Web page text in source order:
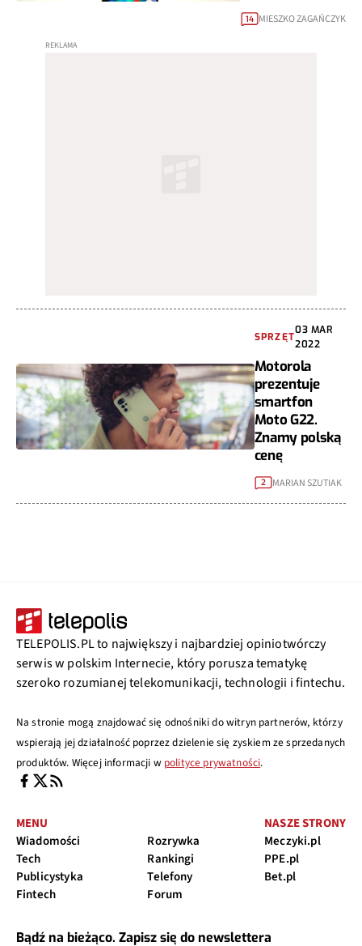
14 MIESZKO ZAGAŃCZYK
SPRZĘT
03 MAR
2022
Motorola
prezentuje
smartfon
Moto G22.
Znamy polską
cenę
2 MARIAN SZUTIAK
TELEPOLIS.PL to największy i najbardziej opiniotwórczy
serwis w polskim Internecie, który porusza tematykę
szeroko rozumianej telekomunikacji, technologii i fintechu.
Na stronie mogą znajdować się odnośniki do witryn partnerów, którzy
wspierają jej działalność poprzez dzielenie się zyskiem ze sprzedanych
produktów. Więcej informacji w polityce prywatności.
MENU
Wiadomości
Tech
Publicystyka
Fintech
Rozrywka
Rankingi
Telefony
Forum
NASZE STRONY
Meczyki.pl
PPE.pl
Bet.pl
Bądź na bieżąco. Zapisz się do newslettera